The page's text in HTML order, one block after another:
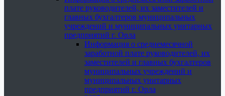
плате руководителей, их заместителей и
главных бухгалтеров муниципальных
учреждений и муниципальных унитарных
предприятий г. Орла
Информация о среднемесячной
заработной плате руководителей, их
заместителей и главных бухгалтеров
муниципальных учреждений и
муниципальных унитарных
предприятий г. Орла